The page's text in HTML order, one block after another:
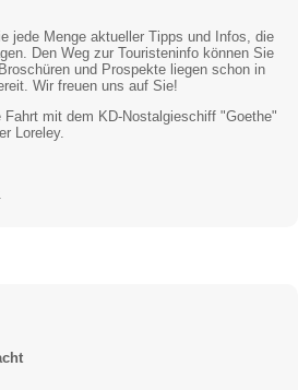
jede Menge aktueller Tipps und Infos, die
Den Weg zur Touristeninfo können Sie
und Prospekte liegen schon in
Wir freuen uns auf Sie!
Fahrt mit dem KD-Nostalgieschiff "Goethe"
Loreley.